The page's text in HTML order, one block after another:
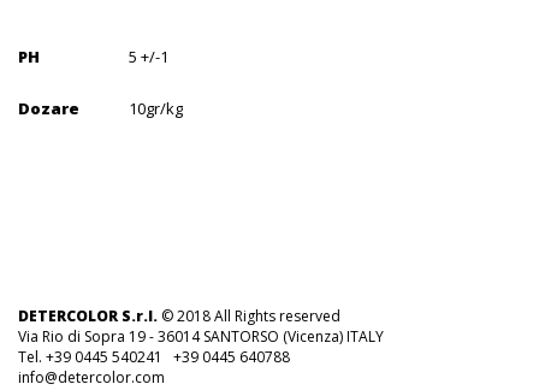
PH 5 +/-1
Dozare 10gr/kg
DETERCOLOR S.r.l. © 2018 All Rights reserved
Via Rio di Sopra 19 - 36014 SANTORSO (Vicenza) ITALY
Tel. +39 0445 540241 +39 0445 640788
info@detercolor.com